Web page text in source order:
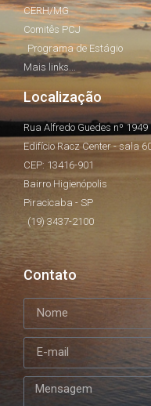
CERH/MG
Comitês PCJ
Programa de Estágio
Mais links...
Localização
Rua Alfredo Guedes nº 1949
Edifício Racz Center - sala
CEP: 13416-901
Bairro Higienópolis
Piracicaba - SP
(19) 3437-2100
Contato